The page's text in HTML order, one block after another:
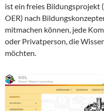
ist ein freies Bildungsprojekt
OER) nach
mitmachen können, jede
oder Privatperson, die
möchten.